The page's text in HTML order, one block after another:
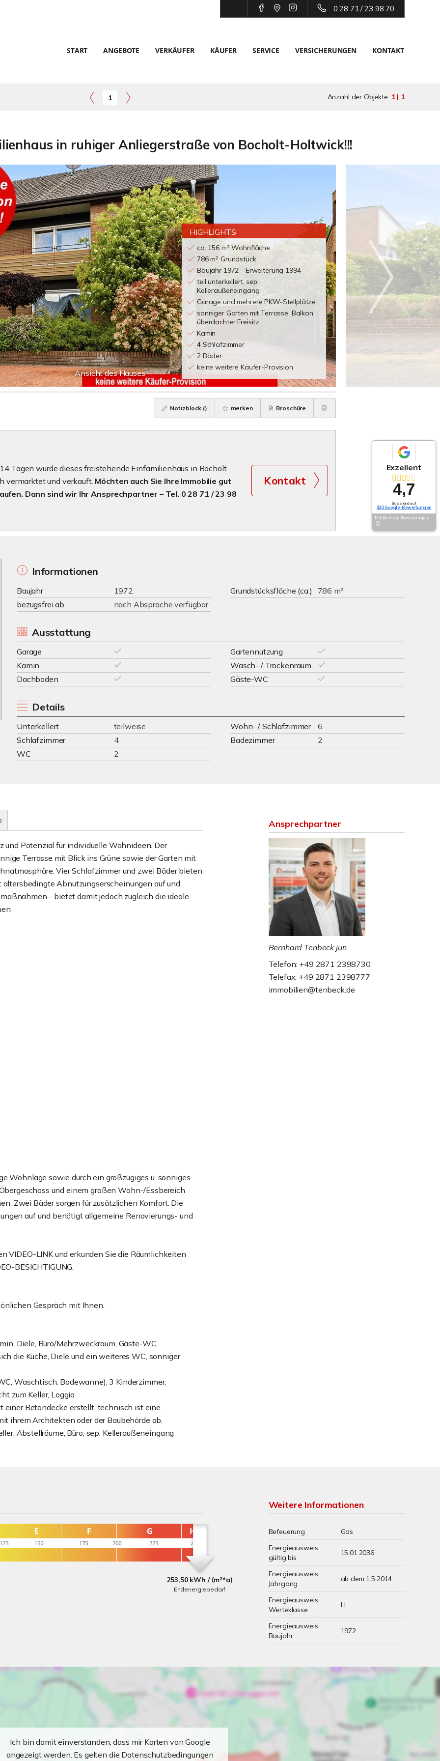
0 28 71 / 23 98 70
START ANGEBOTE VERKÄUFER KÄUFER SERVICE VERSICHERUNGEN KONTAKT
1 Anzahl der Objekte: 1 | 1
in ruhiger Anliegerstraße von Bocholt-Holtwick!!!
Ansicht des Hauses
HIGHLIGHTS
ca. 156 m² Wohnfläche
786 m² Grundstück
Baujahr 1972 - Erweiterung 1994
teil unterkellert, sep.
Kelleraußeneingang
Garage und mehrere PKW-Stellplätze
sonniger Garten mit Terrasse, Balkon,
überdachter Freisitz
Kamin
4 Schlafzimmer
2 Bäder
keine weitere Käufer-Provision
Notizblock () merken Broschüre
Tagen wurde dieses freistehende Einfamilienhaus in Bocholt
vermarktet und verkauft. Möchten auch Sie Ihre Immobilie gut
Dann sind wir Ihr Ansprechpartner – Tel. 0 28 71 / 23 98
Kontakt
Informationen
Baujahr 1972 Grundstücksfläche (ca.)
786 m²
bezugsfrei ab
nach Absprache verfügbar
Ausstattung
Garage
Gartennutzung
Kamin
Wasch- / Trockenraum
Dachboden
Gäste-WC
Details
Unterkellert teilweise Wohn- / Schlafzimmer
6
Schlafzimmer
4 Badezimmer
2
WC
2
Potenzial für individuelle Wohnideen. Der
Terrasse mit Blick ins Grüne sowie der Garten mit
Vier Schlafzimmer und zwei Bäder bieten
Abnutzungserscheinungen auf und
- bietet damit jedoch zugleich die ideale
Wohnlage sowie durch ein großzügiges u. sonniges
und einem großen Wohn-/Essbereich
Zwei Bäder sorgen für zusätzlichen Komfort. Die
auf und benötigt allgemeine Renovierungs- und
VIDEO-LINK und erkunden Sie die Räumlichkeiten
BESICHTIGUNG.
Gespräch mit Ihnen.
Diele, Büro/Mehrzweckraum, Gäste-WC,
die Küche, Diele und ein weiteres WC, sonniger
Waschtisch, Badewanne), 3 Kinderzimmer,
zum Keller, Loggia
Betondecke erstellt, technisch ist eine
ihrem Architekten oder der Baubehörde ab.
Abstellräume, Büro, sep. Kelleraußeneingang
Ansprechpartner
Bernhard Tenbeck jun.
Telefon: +49 2871 2398730
Telefax: +49 2871 2398777
immobilien@tenbeck.de
253,50 kWh / (m²*a)
Endenergiebedarf
Weitere Informationen
Befeuerung
Gas
Energieausweis
gültig bis
15.01.2036
Energieausweis
Jahrgang
ab dem 1.5.2014
Energieausweis
Werteklasse
H
Energieausweis
Baujahr
1972
Ich bin damit einverstanden, dass mir Karten von Google
angezeigt werden. Es gelten die Datenschutzbedingungen
Exzellent
4,7
Basierend auf
120 Google-Bewertungen
Echtheit von Bewertungen